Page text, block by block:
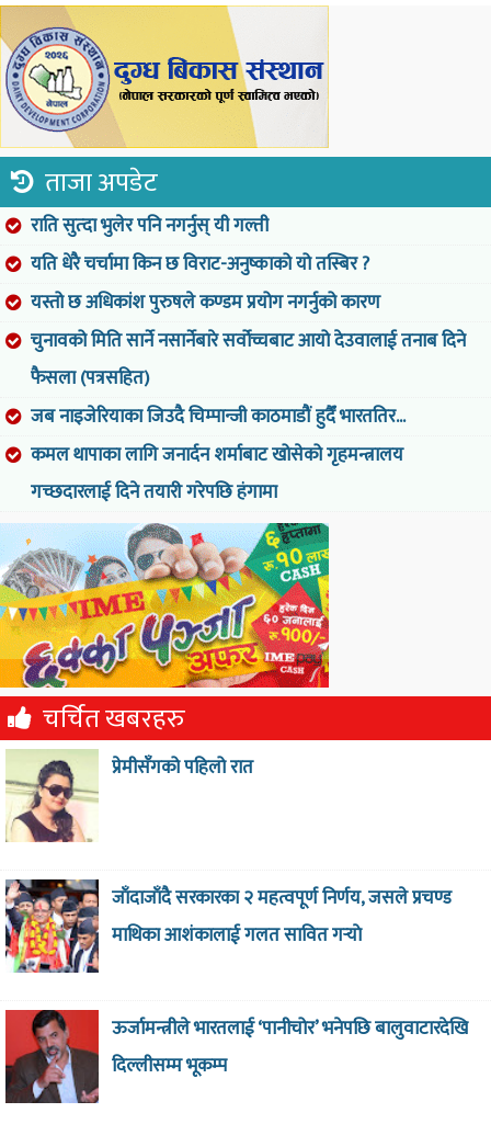
ताजा अपडेट
राति सुत्दा भुलेर पनि नगर्नुस् यी गल्ती
यति धेरै चर्चामा किन छ विराट-अनुष्काको यो तस्बिर ?
यस्तो छ अधिकांश पुरुषले कण्डम प्रयोग नगर्नुको कारण
चुनावको मिति सार्ने नसार्नेबारे सर्वोच्चबाट आयो देउवालाई तनाब दिने
फैसला (पत्रसहित)
जब नाइजेरियाका जिउदै चिम्पान्जी काठमाडौं हुदैँ भारततिर...
कमल थापाका लागि जनार्दन शर्माबाट खोसेको गृहमन्त्रालय
गच्छदारलाई दिने तयारी गरेपछि हंगामा
चर्चित खबरहरु
प्रेमीसँगको पहिलो रात
जाँदाजाँदै सरकारका २ महत्वपूर्ण निर्णय, जसले प्रचण्ड
माथिका आशंकालाई गलत सावित गर्‍याे
ऊर्जामन्त्रीले भारतलाई ‘पानीचोर’ भनेपछि बालुवाटारदेखि
दिल्लीसम्म भूकम्प